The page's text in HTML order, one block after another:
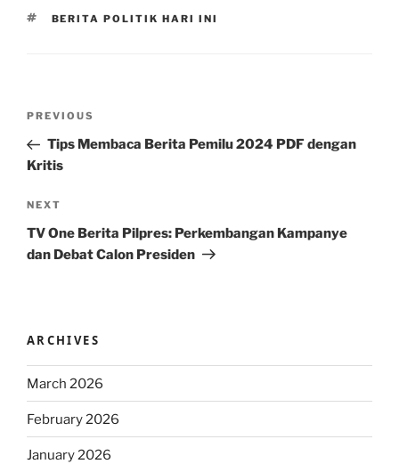
TAGS
BERITA POLITIK HARI INI
Previous
Post
PREVIOUS
Tips Membaca Berita Pemilu 2024 PDF dengan
Kritis
Next
Post
NEXT
TV One Berita Pilpres: Perkembangan Kampanye
dan Debat Calon Presiden
ARCHIVES
March 2026
February 2026
January 2026